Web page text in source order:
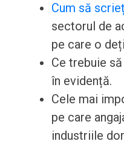
Cum să
sectorul de
pe care o
Ce trebuie
în evidență.
Cele mai
pe care
industriile